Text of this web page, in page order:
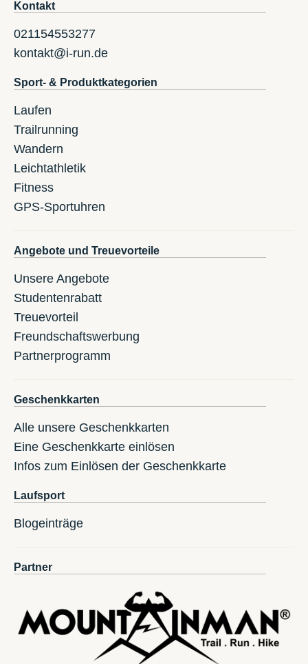
Kontakt
021154553277
kontakt@i-run.de
Sport- & Produktkategorien
Laufen
Trailrunning
Wandern
Leichtathletik
Fitness
GPS-Sportuhren
Angebote und Treuevorteile
Unsere Angebote
Studentenrabatt
Treuevorteil
Freundschaftswerbung
Partnerprogramm
Geschenkkarten
Alle unsere Geschenkkarten
Eine Geschenkkarte einlösen
Infos zum Einlösen der Geschenkkarte
Laufsport
Blogeinträge
Partner